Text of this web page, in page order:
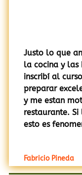
Justo lo que
la cocina y las
inscribí al
preparar
y me estan
restaurante. Si
esto es
Fabricio Pineda